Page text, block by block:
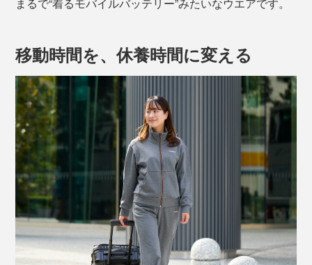
まるで“着るモバイルバッテリー”みたいなウエアです。
移動時間を、休養時間に変える